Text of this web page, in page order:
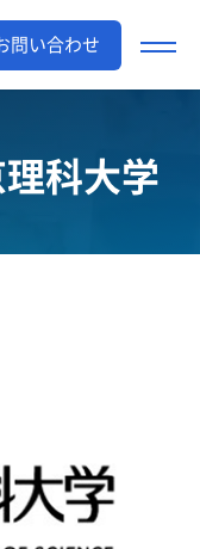
問い合わせ
科大学